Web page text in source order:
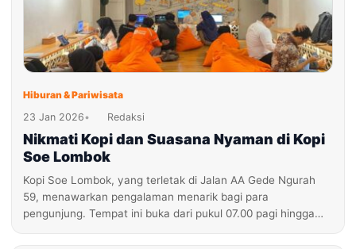
Hiburan & Pariwisata
23 Jan 2026• Redaksi
Nikmati Kopi dan Suasana Nyaman di Kopi
Soe Lombok
Kopi Soe Lombok, yang terletak di Jalan AA Gede Ngurah
59, menawarkan pengalaman menarik bagi para
pengunjung. Tempat ini buka dari pukul 07.00 pagi hingga…